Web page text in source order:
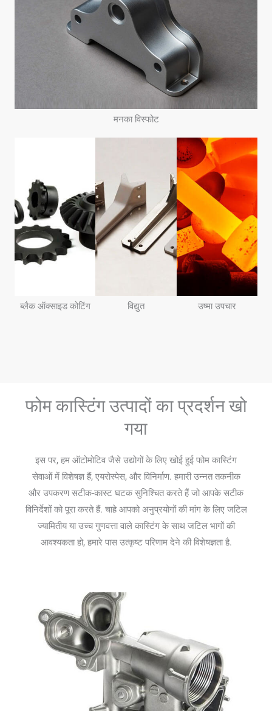
मनका विस्फोट
ब्लैक ऑक्साइड कोटिंग विद्युत उष्मा उपचार
फोम कास्टिंग उत्पादों का प्रदर्शन खो
गया
इस पर, हम ऑटोमोटिव जैसे उद्योगों के लिए खोई हुई फोम कास्टिंग
सेवाओं में विशेषज्ञ हैं, एयरोस्पेस, और विनिर्माण. हमारी उन्नत तकनीक
और उपकरण सटीक-कास्ट घटक सुनिश्चित करते हैं जो आपके सटीक
विनिर्देशों को पूरा करते हैं. चाहे आपको अनुप्रयोगों की मांग के लिए जटिल
ज्यामितीय या उच्च गुणवत्ता वाले कास्टिंग के साथ जटिल भागों की
आवश्यकता हो, हमारे पास उत्कृष्ट परिणाम देने की विशेषज्ञता है.